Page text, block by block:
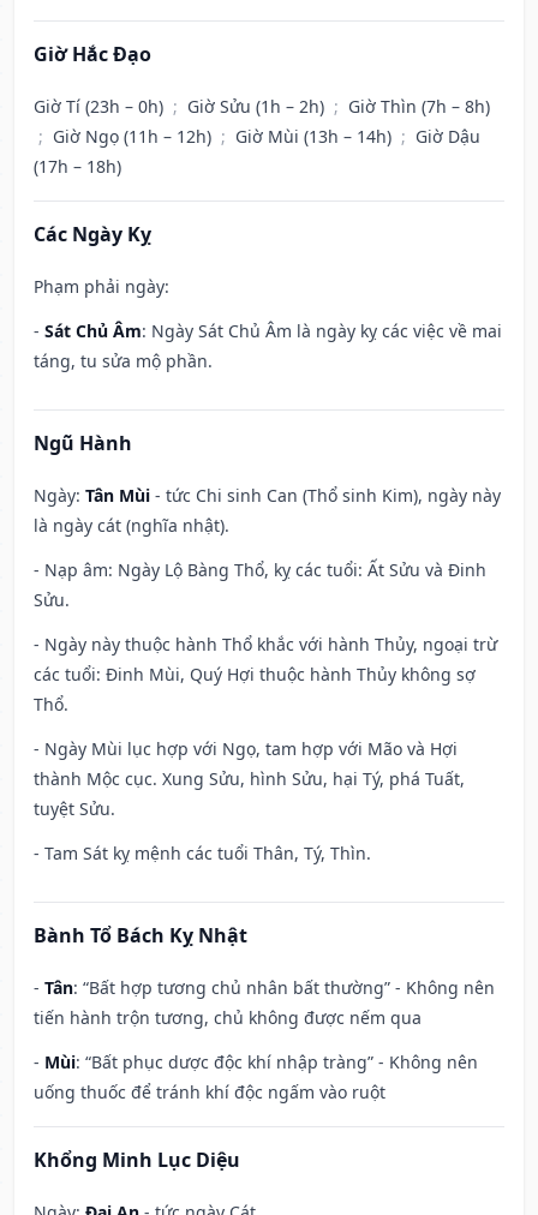
Giờ Hắc Đạo
Giờ Tí (23h – 0h) ; Giờ Sửu (1h – 2h) ; Giờ Thìn (7h – 8h)
; Giờ Ngọ (11h – 12h) ; Giờ Mùi (13h – 14h) ; Giờ Dậu
(17h – 18h)
Các Ngày Kỵ
Phạm phải ngày:
- Sát Chủ Âm: Ngày Sát Chủ Âm là ngày kỵ các việc về mai
táng, tu sửa mộ phần.
Ngũ Hành
Ngày: Tân Mùi - tức Chi sinh Can (Thổ sinh Kim), ngày này
là ngày cát (nghĩa nhật).
- Nạp âm: Ngày Lộ Bàng Thổ, kỵ các tuổi: Ất Sửu và Đinh
Sửu.
- Ngày này thuộc hành Thổ khắc với hành Thủy, ngoại trừ
các tuổi: Đinh Mùi, Quý Hợi thuộc hành Thủy không sợ
Thổ.
- Ngày Mùi lục hợp với Ngọ, tam hợp với Mão và Hợi
thành Mộc cục. Xung Sửu, hình Sửu, hại Tý, phá Tuất,
tuyệt Sửu.
- Tam Sát kỵ mệnh các tuổi Thân, Tý, Thìn.
Bành Tổ Bách Kỵ Nhật
- Tân: “Bất hợp tương chủ nhân bất thường” - Không nên
tiến hành trộn tương, chủ không được nếm qua
- Mùi: “Bất phục dược độc khí nhập tràng” - Không nên
uống thuốc để tránh khí độc ngấm vào ruột
Khổng Minh Lục Diệu